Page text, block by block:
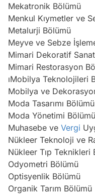
Mekatronik Bölümü
Menkul Kıymetler ve
Metalurji Bölümü
Meyve ve Sebze
Mimari Dekoratif
Mimari Restorasyon
ıMobilya Teknolojileri
Mobilya ve
Moda Tasarımı Bölümü
Moda Yönetimi Bölümü
Muhasebe ve Vergi
Nükleer Teknoloji ve
Nükleer Tıp Teknikleri
Odyometri Bölümü
Optisyenlik Bölümü
Organik Tarım Bölümü